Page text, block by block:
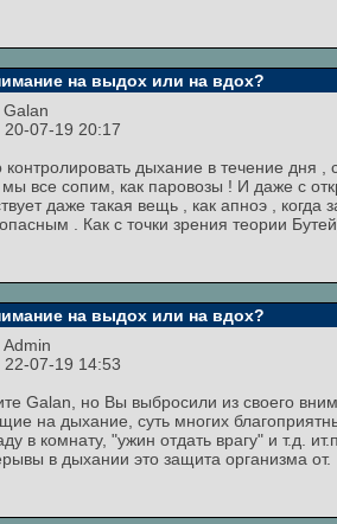
на выдох или на вдох?
Galan
07-19 20:17
дыхание в течение дня ,
все сопим, как паровозы ! И даже с
даже такая вещь , как апноэ , когда
. Как с точки зрения теории
на выдох или на вдох?
Admin
07-19 14:53
Galan, но Вы выбросили из своего
на дыхание, cyть многих
в комнату, "ужин отдать врагу" и т.д.
в дыхании это защита организма